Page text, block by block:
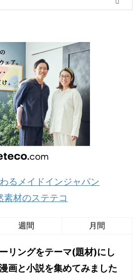
るメイドインジャパン
素材のステテコ
週間 月間
リングをテーマ(題材)にし
画と小説を集めてみました